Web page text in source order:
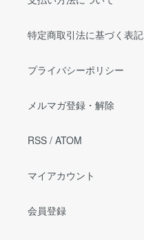
特定商取引法に基づく表記
プライバシーポリシー
メルマガ登録・解除
RSS / ATOM
マイアカウント
会員登録